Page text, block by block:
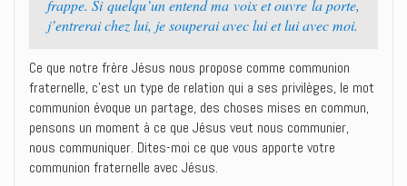
frappe. Si quelqu’un entend ma voix et ouvre la porte,
j’entrerai chez lui, je souperai avec lui et lui avec moi.
Ce que notre frère Jésus nous propose comme communion
fraternelle, c’est un type de relation qui a ses privilèges, le mot
communion évoque un partage, des choses mises en commun,
pensons un moment à ce que Jésus veut nous communier,
nous communiquer. Dites-moi ce que vous apporte votre
communion fraternelle avec Jésus.